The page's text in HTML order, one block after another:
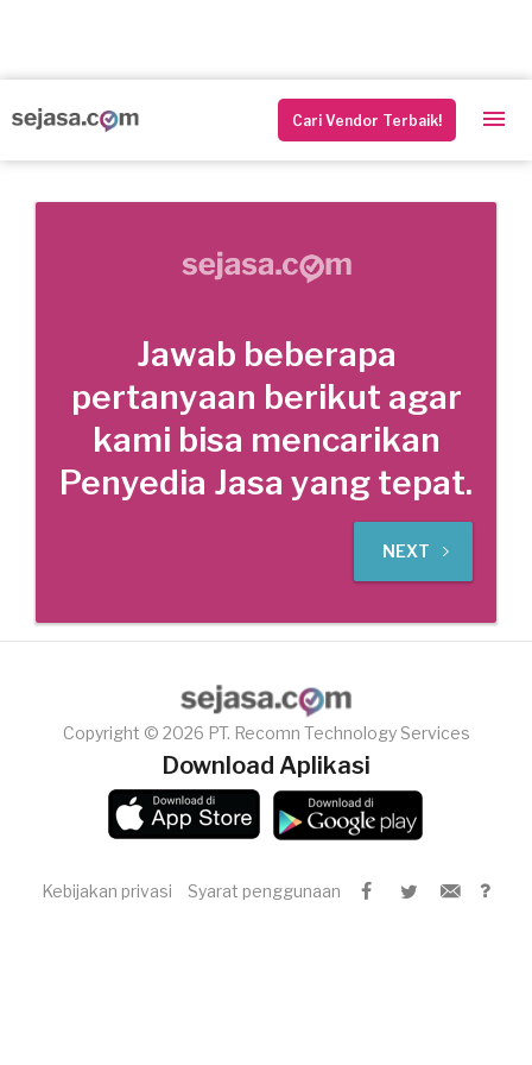
Cari Vendor Terbaik!
Jawab beberapa
pertanyaan berikut agar
kami bisa mencarikan
Penyedia Jasa yang tepat.
NEXT
Copyright © 2026 PT. Recomn Technology Services
Download Aplikasi
Kebijakan privasi Syarat penggunaan